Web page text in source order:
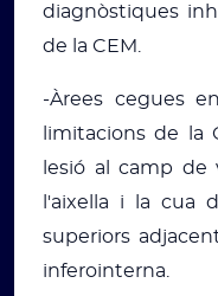
diagnòstiques
de la CEM.
-Àrees cegues
limitacions de la
lesió al camp de
l'aixella i la cua
superiors
inferointerna.